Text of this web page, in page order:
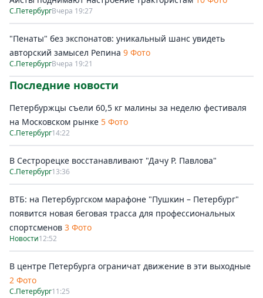
С.ПетербургВчера 19:27
"Пенаты" без экспонатов: уникальный шанс увидеть
авторский замысел Репина 9 Фото
С.ПетербургВчера 19:21
Последние новости
Петербуржцы съели 60,5 кг малины за неделю фестиваля
на Московском рынке 5 Фото
С.Петербург14:22
В Сестрорецке восстанавливают "Дачу Р. Павлова"
С.Петербург13:36
ВТБ: на Петербургском марафоне "Пушкин – Петербург"
появится новая беговая трасса для профессиональных
спортсменов 3 Фото
Новости12:52
В центре Петербурга ограничат движение в эти выходные
2 Фото
С.Петербург11:25